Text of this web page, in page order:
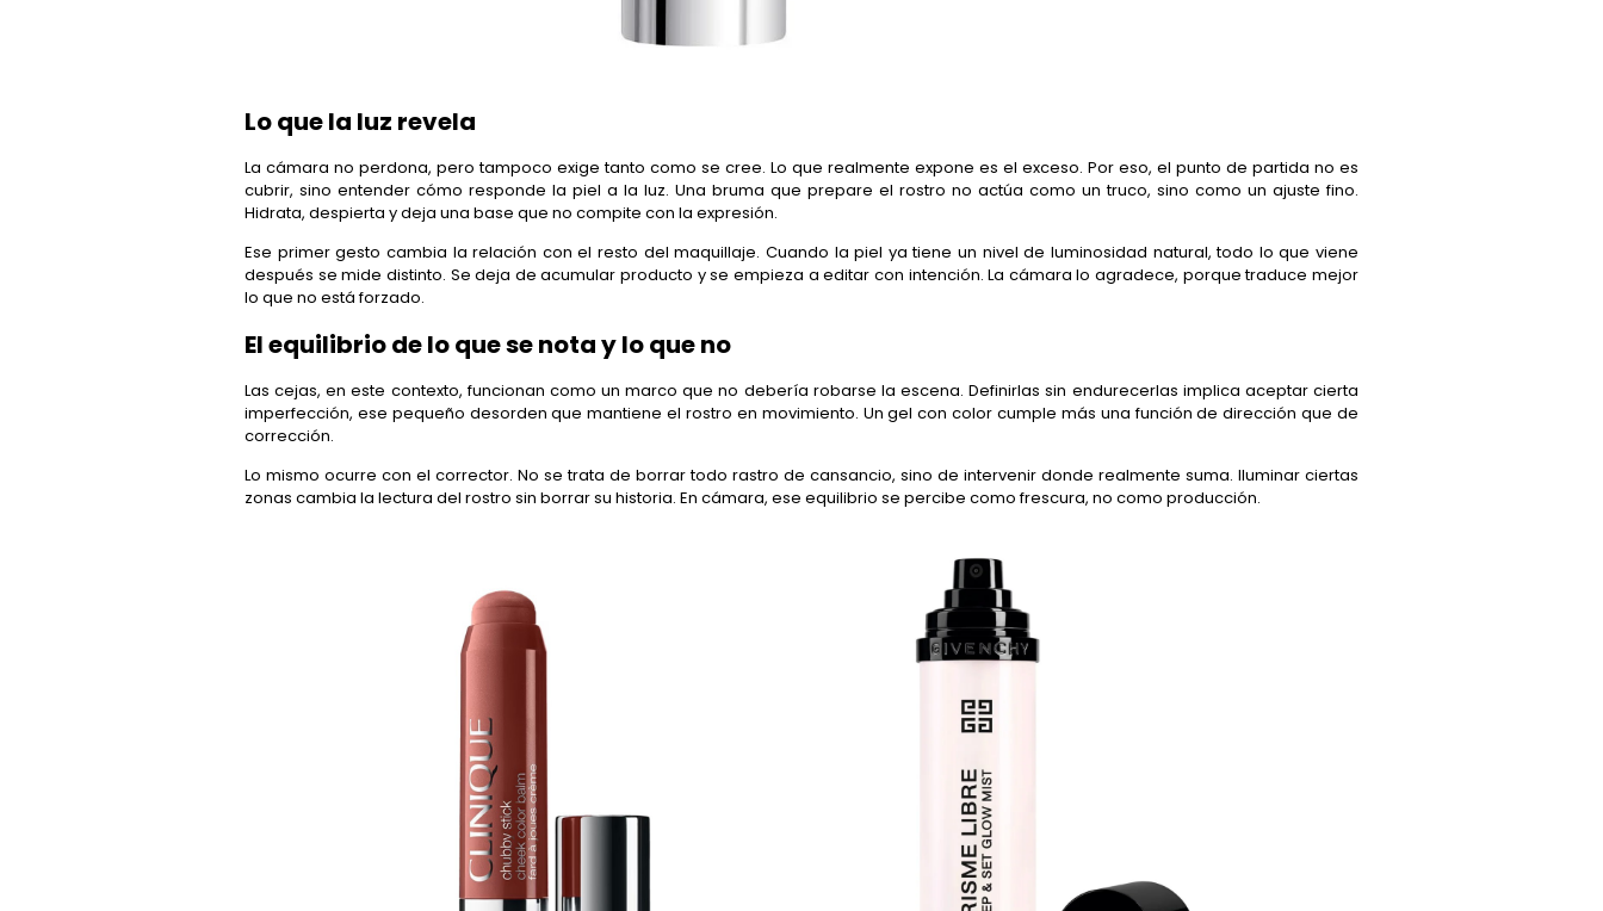
Lo que la luz revela
La cámara no perdona, pero tampoco exige tanto como se cree. Lo que realmente expone es el exceso. Por eso, el punto de partida no es
cubrir, sino entender cómo responde la piel a la luz. Una bruma que prepare el rostro no actúa como un truco, sino como un ajuste fino.
Hidrata, despierta y deja una base que no compite con la expresión.
Ese primer gesto cambia la relación con el resto del maquillaje. Cuando la piel ya tiene un nivel de luminosidad natural, todo lo que viene
después se mide distinto. Se deja de acumular producto y se empieza a editar con intención. La cámara lo agradece, porque traduce mejor
lo que no está forzado.
El equilibrio de lo que se nota y lo que no
Las cejas, en este contexto, funcionan como un marco que no debería robarse la escena. Definirlas sin endurecerlas implica aceptar cierta
imperfección, ese pequeño desorden que mantiene el rostro en movimiento. Un gel con color cumple más una función de dirección que de
corrección.
Lo mismo ocurre con el corrector. No se trata de borrar todo rastro de cansancio, sino de intervenir donde realmente suma. Iluminar ciertas
zonas cambia la lectura del rostro sin borrar su historia. En cámara, ese equilibrio se percibe como frescura, no como producción.